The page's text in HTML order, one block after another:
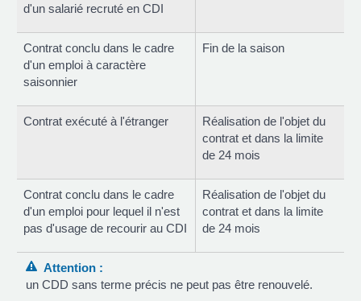
d'un salarié recruté en CDI
Contrat conclu dans le cadre
d'un emploi à caractère
saisonnier
Fin de la saison
Contrat exécuté à l'étranger
Réalisation de l'objet du
contrat et dans la limite
de 24 mois
Contrat conclu dans le cadre
d'un emploi pour lequel il n'est
pas d'usage de recourir au CDI
Réalisation de l'objet du
contrat et dans la limite
de 24 mois
Attention :
un CDD sans terme précis ne peut pas être renouvelé.